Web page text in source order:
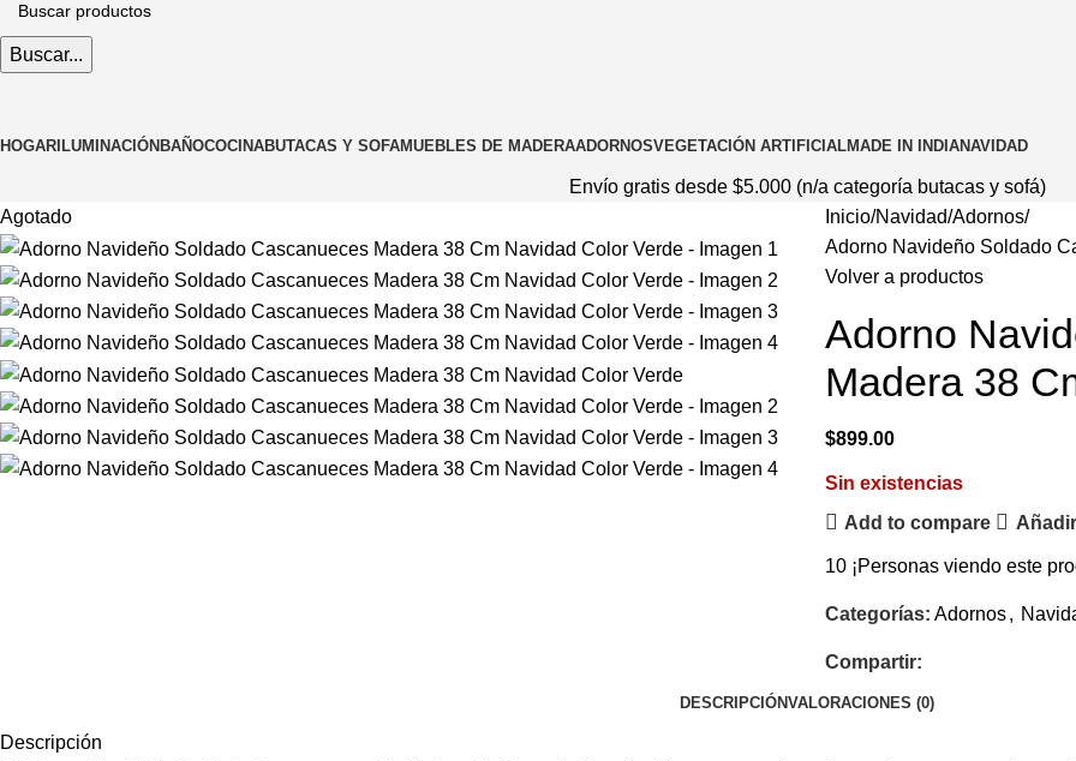
Buscar...
HOGAR ILUMINACIÓN BAÑOCOCINABUTACAS Y SOFAMUEBLES DE MADERAADORNOSVEGETACIÓN ARTIFICIALMADE IN INDIANAVIDAD
Envío gratis desde $5.000 (n/a categoría butacas y sofá)
Agotado
Inicio Navidad Adornos
Adorno Navideño Soldado
Volver a productos
Adorno
Madera 38
$899.00
Sin existencias
Add to compare
10 ¡Personas viendo este
Categorías: Adornos,
Compartir:
DESCRIPCIÓNVALORACIONES (0)
Descripción